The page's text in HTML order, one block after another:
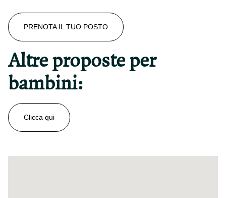
PRENOTA IL TUO POSTO
Altre proposte per
bambini:
Clicca qui